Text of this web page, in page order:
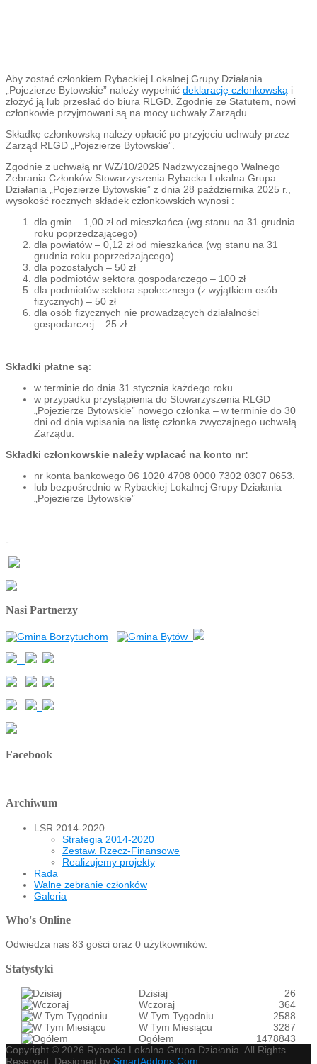
Aby zostać członkiem Rybackiej Lokalnej Grupy Działania
„Pojezierze Bytowskie” należy wypełnić deklarację członkowską i
złożyć ją lub przesłać do biura RLGD. Zgodnie ze Statutem, nowi
członkowie przyjmowani są na mocy uchwały Zarządu.
Składkę członkowską należy opłacić po przyjęciu uchwały przez
Zarząd RLGD „Pojezierze Bytowskie”.
Zgodnie z uchwałą nr WZ/10/2025 Nadzwyczajnego Walnego
Zebrania Członków Stowarzyszenia Rybacka Lokalna Grupa
Działania „Pojezierze Bytowskie” z dnia 28 października 2025 r.,
wysokość rocznych składek członkowskich wynosi :
dla gmin – 1,00 zł od mieszkańca (wg stanu na 31 grudnia
roku poprzedzającego)
dla powiatów – 0,12 zł od mieszkańca (wg stanu na 31
grudnia roku poprzedzającego)
dla pozostałych – 50 zł
dla podmiotów sektora gospodarczego – 100 zł
dla podmiotów sektora społecznego (z wyjątkiem osób
fizycznych) – 50 zł
dla osób fizycznych nie prowadzących działalności
gospodarczej – 25 zł
Składki płatne są:
w terminie do dnia 31 stycznia każdego roku
w przypadku przystąpienia do Stowarzyszenia RLGD
„Pojezierze Bytowskie” nowego członka – w terminie do 30
dni od dnia wpisania na listę członka zwyczajnego uchwałą
Zarządu.
Składki członkowskie należy wpłacać na konto nr:
nr konta bankowego 06 1020 4708 0000 7302 0307 0653.
lub bezpośrednio w Rybackiej Lokalnej Grupy Działania
„Pojezierze Bytowskie”
-
Nasi Partnerzy
Facebook
Archiwum
LSR 2014-2020
Strategia 2014-2020
Zestaw. Rzecz-Finansowe
Realizujemy projekty
Rada
Walne zebranie członków
Galeria
Who's Online
Odwiedza nas 83 gości oraz 0 użytkowników.
Statystyki
Dzisiaj
26
Wczoraj
364
W Tym Tygodniu
2588
W Tym Miesiącu
3287
Ogółem
1478843
Copyright © 2026 Rybacka Lokalna Grupa Działania. All Rights
Reserved. Designed by SmartAddons.Com